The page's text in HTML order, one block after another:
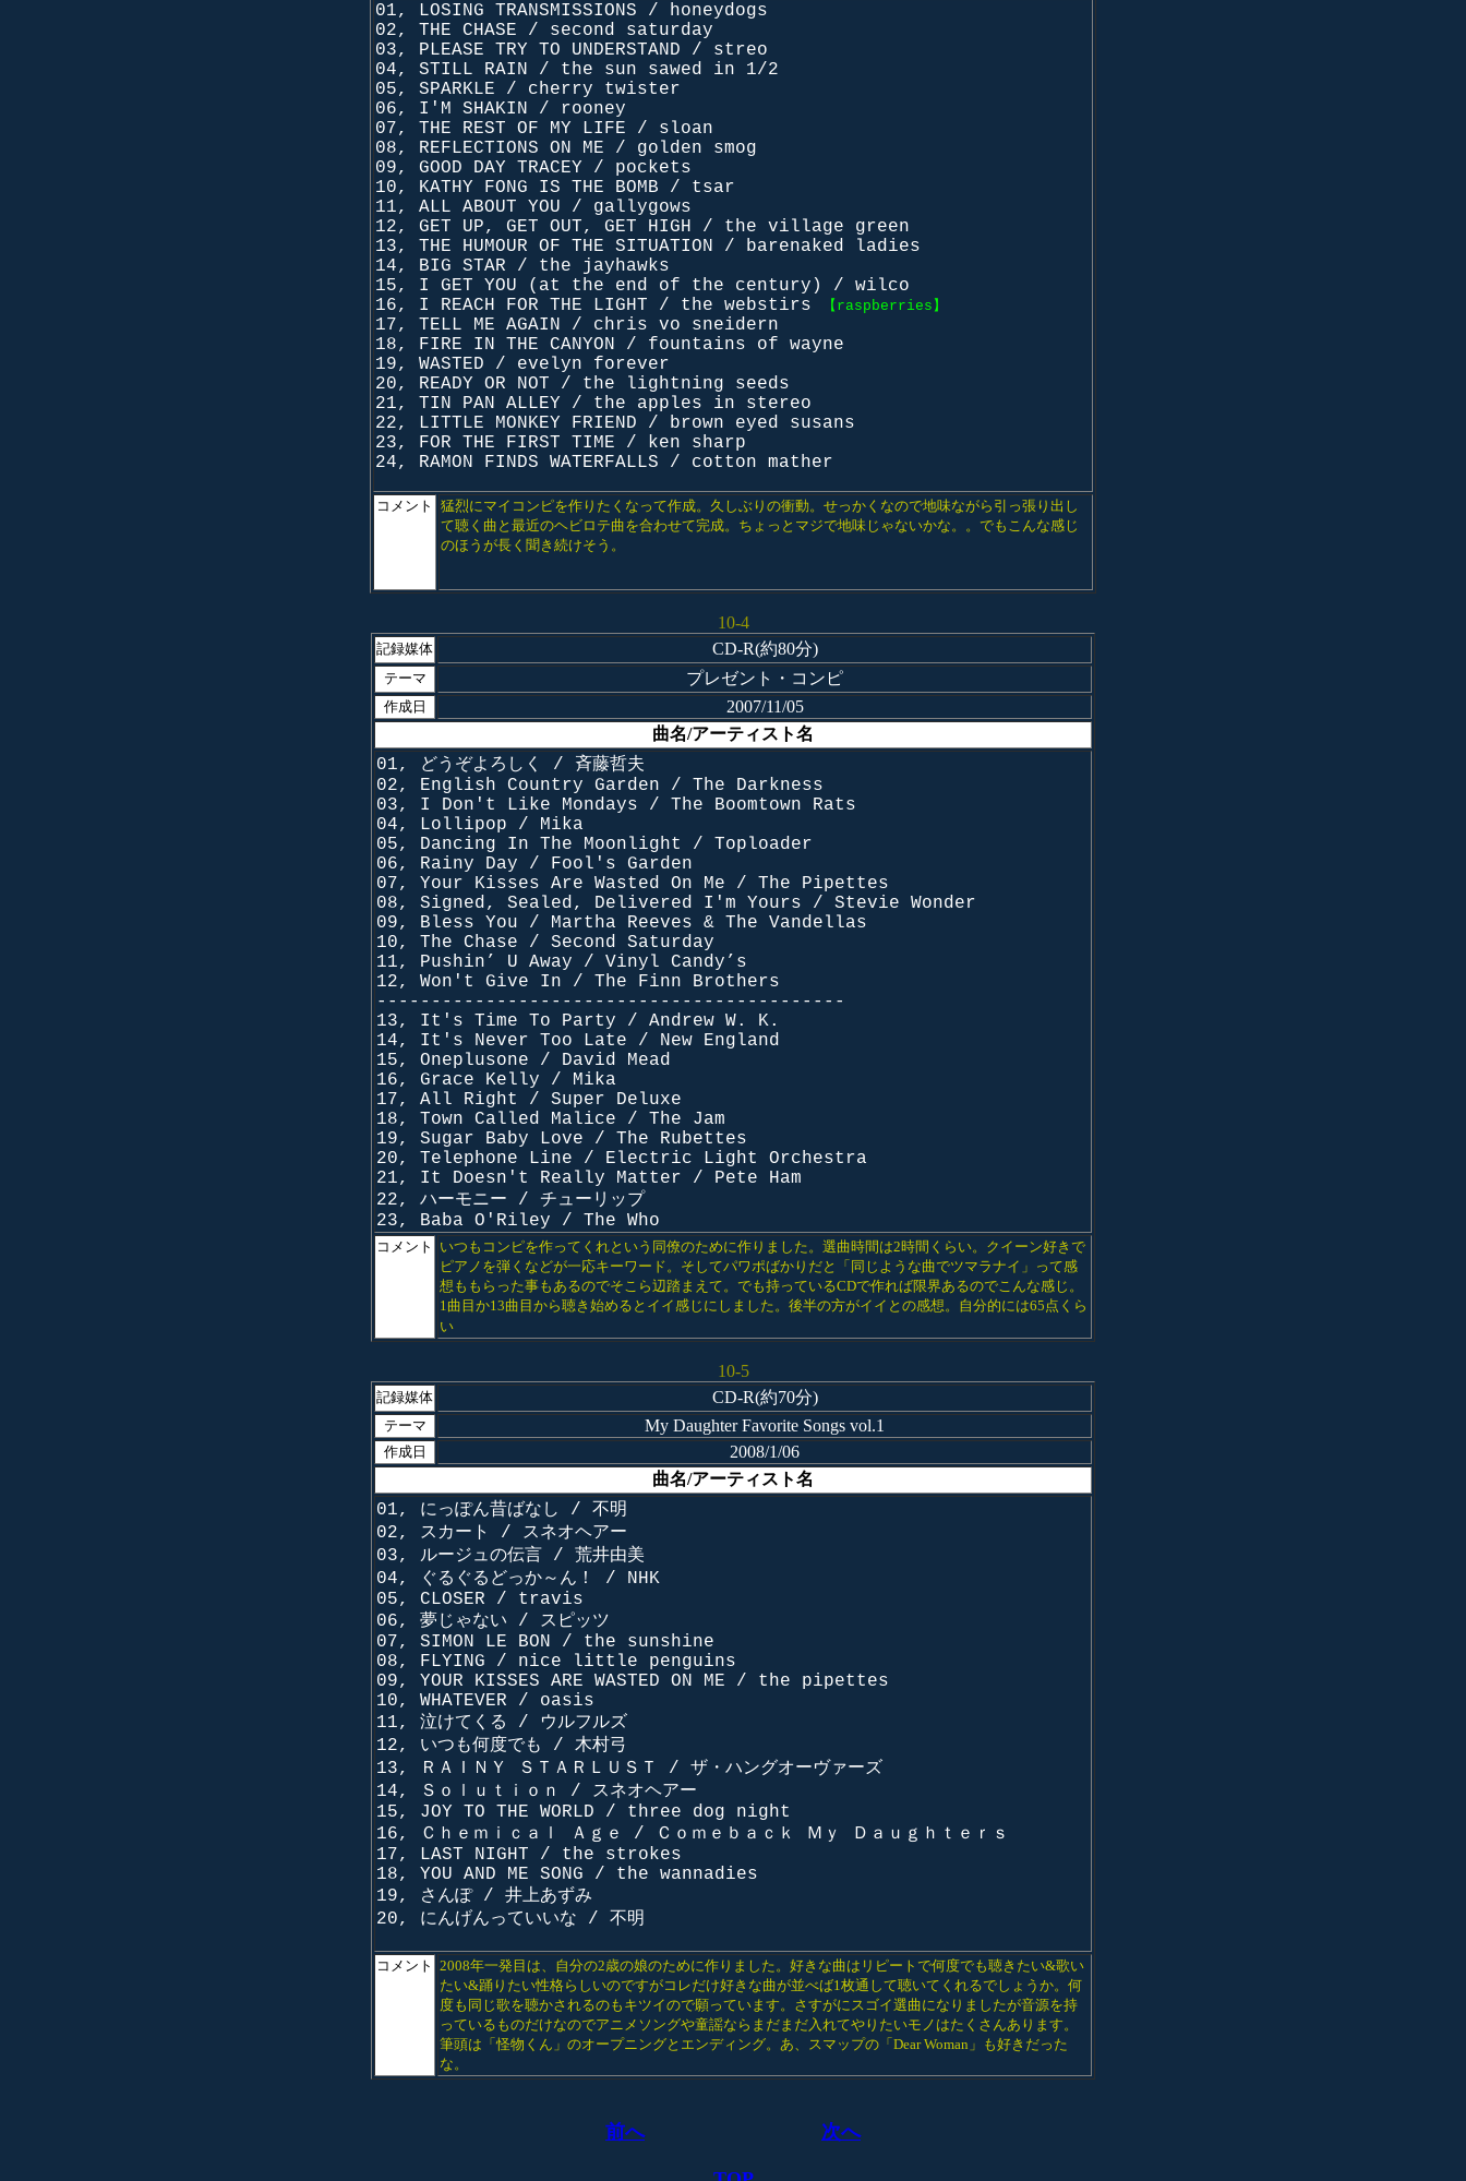
01, LOSING TRANSMISSIONS / honeydogs
02, THE CHASE / second saturday
03, PLEASE TRY TO UNDERSTAND / streo
04, STILL RAIN / the sun sawed in 1/2
05, SPARKLE / cherry twister
06, I'M SHAKIN / rooney
07, THE REST OF MY LIFE / sloan
08, REFLECTIONS ON ME / golden smog
09, GOOD DAY TRACEY / pockets
10, KATHY FONG IS THE BOMB / tsar
11, ALL ABOUT YOU / gallygows
12, GET UP, GET OUT, GET HIGH / the village green
13, THE HUMOUR OF THE SITUATION / barenaked ladies
14, BIG STAR / the jayhawks
15, I GET YOU (at the end of the century) / wilco
16, I REACH FOR THE LIGHT / the webstirs 【raspberries】
17, TELL ME AGAIN / chris vo sneidern
18, FIRE IN THE CANYON / fountains of wayne
19, WASTED / evelyn forever
20, READY OR NOT / the lightning seeds
21, TIN PAN ALLEY / the apples in stereo
22, LITTLE MONKEY FRIEND / brown eyed susans
23, FOR THE FIRST TIME / ken sharp
24, RAMON FINDS WATERFALLS / cotton mather
コメント
猛烈にマイコンピを作りたくなって作成。久しぶりの衝動。せっかくなので地味ながら引っ張り出し
て聴く曲と最近のヘビロテ曲を合わせて完成。ちょっとマジで地味じゃないかな。。でもこんな感じ
のほうが長く聞き続けそう。
10-4
記録媒体 CD-R(約80分)
テーマ プレゼント・コンピ
作成日
2007/11/05
曲名/アーティスト名
01, どうぞよろしく
/ 斉藤哲夫
02, English Country Garden / The Darkness
03, I Don't Like Mondays / The Boomtown Rats
04, Lollipop / Mika
05, Dancing In The Moonlight / Toploader
06, Rainy Day / Fool's Garden
07, Your Kisses Are Wasted On Me / The Pipettes
08, Signed, Sealed, Delivered I'm Yours / Stevie Wonder
09, Bless You / Martha Reeves & The Vandellas
10, The Chase / Second Saturday
11, Pushin’ U Away / Vinyl Candy’s
12, Won't Give In / The Finn Brothers
-------------------------------------------
13, It's Time To Party / Andrew W. K.
14, It's Never Too Late / New England
15, Oneplusone / David Mead
16, Grace Kelly / Mika
17, All Right / Super Deluxe
18, Town Called Malice / The Jam
19, Sugar Baby Love / The Rubettes
20, Telephone Line / Electric Light Orchestra
21, It Doesn't Really Matter / Pete Ham
22, ハーモニー / チューリップ
23, Baba O'Riley / The Who
コメント
いつもコンピを作ってくれという同僚のために作りました。選曲時間は2時間くらい。クイーン好きで
ピアノを弾くなどが一応キーワード。そしてパワポばかりだと「同じような曲でツマラナイ」って感
想ももらった事もあるのでそこら辺踏まえて。でも持っているCDで作れば限界あるのでこんな感じ。
1曲目か13曲目から聴き始めるとイイ感じにしました。後半の方がイイとの感想。自分的には65点くら
い
10-5
記録媒体 CD-R(約70分)
テーマ My Daughter Favorite Songs vol.1
作成日
2008/1/06
曲名/アーティスト名
01, にっぽん昔ばなし / 不明
02, スカート / スネオヘアー
03, ルージュの伝言 / 荒井由美
04, ぐるぐるどっか～ん！ / NHK
05, CLOSER / travis
06, 夢じゃない / スピッツ
07, SIMON LE BON / the sunshine
08, FLYING / nice little penguins
09, YOUR KISSES ARE WASTED ON ME / the pipettes
10, WHATEVER / oasis
11, 泣けてくる / ウルフルズ
12, いつも何度でも / 木村弓
13, ＲＡＩＮＹ ＳＴＡＲＬＵＳＴ / ザ・ハングオーヴァーズ
14, Ｓｏｌｕｔｉｏｎ / スネオヘアー
15, JOY TO THE WORLD / three dog night
16, Ｃｈｅｍｉｃａｌ Ａｇｅ / Ｃｏｍｅｂａｃｋ Ｍｙ Ｄａｕｇｈｔｅｒｓ
17, LAST NIGHT / the strokes
18, YOU AND ME SONG / the wannadies
19, さんぽ / 井上あずみ
20, にんげんっていいな / 不明
コメント 2008年一発目は、自分の2歳の娘のために作りました。好きな曲はリピートで何度でも聴きたい&歌い
たい&踊りたい性格らしいのですがコレだけ好きな曲が並べば1枚通して聴いてくれるでしょうか。何
度も同じ歌を聴かされるのもキツイので願っています。さすがにスゴイ選曲になりましたが音源を持
っているものだけなのでアニメソングや童謡ならまだまだ入れてやりたいモノはたくさんあります。
筆頭は「怪物くん」のオープニングとエンディング。あ、スマップの「Dear Woman」も好きだった
な。
前へ 次へ